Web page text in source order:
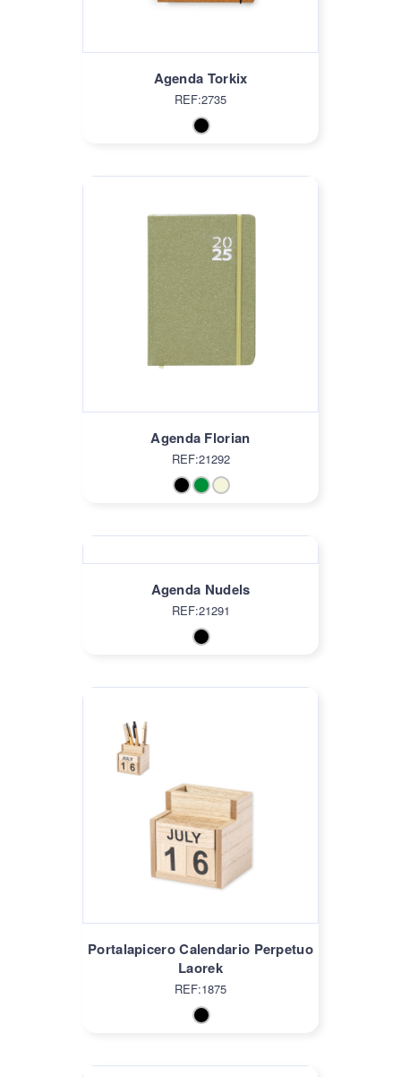
Agenda Torkix
REF:2735
Agenda Florian
REF:21292
Agenda Nudels
REF:21291
Portalapicero Calendario Perpetuo
Laorek
REF:1875